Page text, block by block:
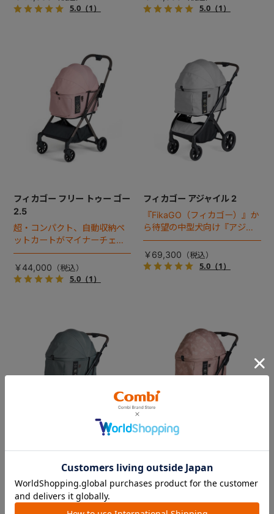
5.0（1） 5.0（1）
フィカゴー フリー トゥー ゴー
2.5
超・コンパクト、自動収納ペ
ットカートがマイナーチェン
ジ！
￥44,000
5.0（1）
フィカゴー アジャイル 2
『FikaGO（フィカゴー）』か
ら待望の中型犬向け『アジャ
イル２』 登場！耐荷重30kg
で、しかも1秒・自動収納機能
搭載！！
￥69,300
5.0（1）
フィカゴー アジャイル 2
『FikaGO（フィカゴー）』か
ら待望の中型犬向け『アジャ
イル２』 登場！耐荷重30kg
フィカゴー アジャイル 2
『FikaGO（フィカゴー）』か
イル２』 登場！耐荷重30kg